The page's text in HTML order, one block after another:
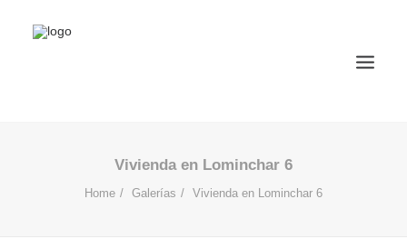
Vivienda en Lominchar 6
Home Galerías Vivienda en Lominchar 6